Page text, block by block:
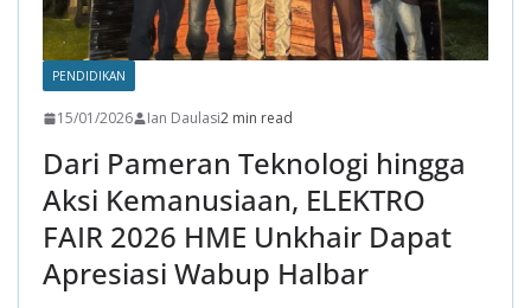
PENDIDIKAN
15/01/2026 Ian Daulasi2 min read
Dari Pameran Teknologi hingga
Aksi Kemanusiaan, ELEKTRO
FAIR 2026 HME Unkhair Dapat
Apresiasi Wabup Halbar